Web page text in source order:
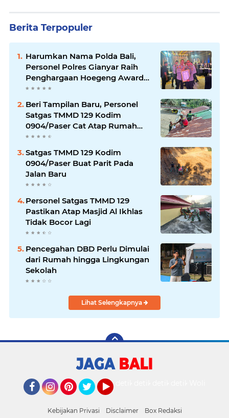
Berita Terpopuler
Harumkan Nama Polda Bali,
Personel Polres Gianyar Raih
Penghargaan Hoegeng Awards
2026
Beri Tampilan Baru, Personel
Satgas TMMD 129 Kodim
0904/Paser Cat Atap Rumah
Marbot
Satgas TMMD 129 Kodim
0904/Paser Buat Parit Pada
Jalan Baru
Personel Satgas TMMD 129
Pastikan Atap Masjid Al Ikhlas
Tidak Bocor Lagi
Pencegahan DBD Perlu Dimulai
dari Rumah hingga Lingkungan
Sekolah
Lihat Selengkapnya
Kebijakan Privasi Disclaimer
Box Redaksi